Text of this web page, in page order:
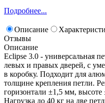
Подробнее...
Описание
Отзывы
Описание
Eclipse 3.0 - универсальная
левых и правых дверей, с
в коробку. Подходит для
толщине крепления петли.
горизонтали ±1,5 мм,
Нагрузка до 40 кг на две